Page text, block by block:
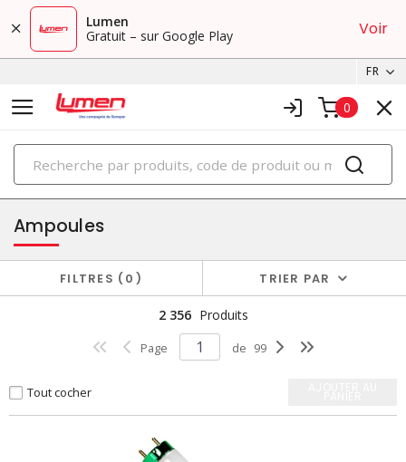
Lumen
Gratuit – sur Google Play
Voir
FR
0
PRODUITS
éclairage
Ampoules
FILTRES 0 TRIER PAR
2 356 Produits
Page de 99
Tout cocher